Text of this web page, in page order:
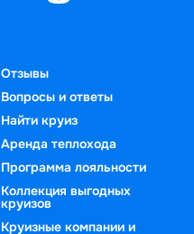
Отзывы
Вопросы и ответы
Найти круиз
Аренда теплохода
Программа лояльности
Коллекция выгодных
круизов
Круизные компании и